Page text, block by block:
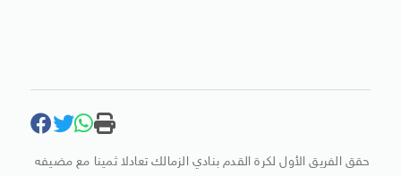
حقق الفريق الأول لكرة القدم بنادي الزمالك تعادلا ثمينا مع مضيفه